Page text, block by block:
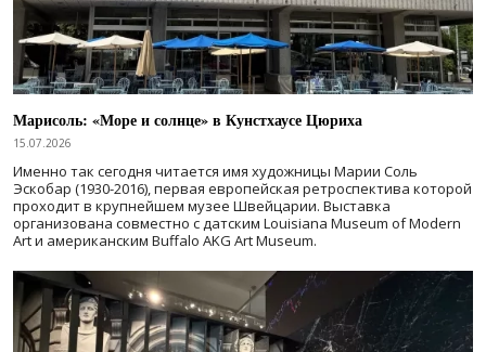
Марисоль: «Море и солнце» в Кунстхаусе Цюриха
15.07.2026
Именно так сегодня читается имя художницы Марии Соль
Эскобар (1930-2016), первая европейская ретроспектива которой
проходит в крупнейшем музее Швейцарии. Выставка
организована совместно с датским Louisiana Museum of Modern
Art и американским Buffalo AKG Art Museum.